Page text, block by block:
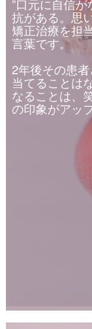
”口元に自信
抗がある。思
矯正治療を担
言葉です。
2年後その患
当てることは
なることは、
の印象がアッ